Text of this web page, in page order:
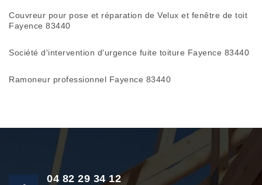
Couvreur pour pose et réparation de Velux et fenêtre de toit
Fayence 83440
Société d'intervention d'urgence fuite toiture Fayence 83440
Ramoneur professionnel Fayence 83440
04 82 29 34 12